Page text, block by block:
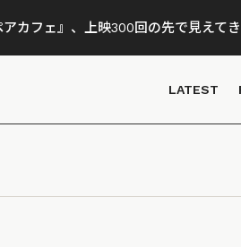
アカフェ』、上映300回の先で見えて
LATEST